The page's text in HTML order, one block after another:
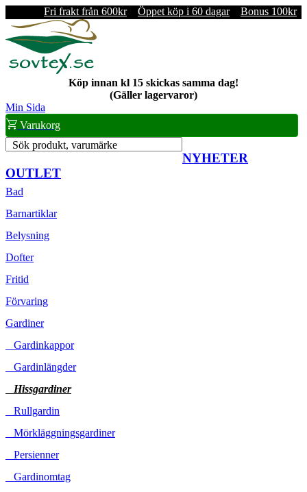
Fri frakt från 600kr Öppet köp i 60 dagar Bonus 100kr
Köp innan kl 15 skickas samma dag!
(Gäller lagervaror)
Min Sida
Varukorg
Sök produkt, varumärke
NYHETER
OUTLET
Bad
Barnartiklar
Belysning
Dofter
Fritid
Förvaring
Gardiner
Gardinkappor
Gardinlängder
Hissgardiner
Rullgardin
Mörkläggningsgardiner
Persienner
Gardinomtag